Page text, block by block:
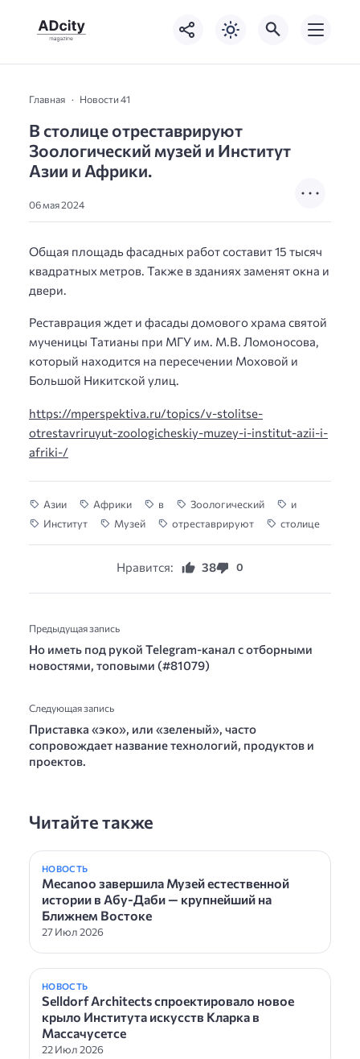
Главная Новости 41
В столице отреставрируют
Зоологический музей и Институт
Азии и Африки.
06 мая 2024
Общая площадь фасадных работ составит 15 тысяч
квадратных метров. Также в зданиях заменят окна и
двери.
Реставрация ждет и фасады домового храма святой
мученицы Татианы при МГУ им. М.В. Ломоносова,
который находится на пересечении Моховой и
Большой Никитской улиц.
https://mperspektiva.ru/topics/v-stolitse-
otrestavriruyut-zoologicheskiy-muzey-i-institut-azii-i-
afriki-/
Азии Африки в Зоологический
и
Институт
Музей отреставрируют столице
Нравится: 38 0
Предыдущая запись
Но иметь под рукой Telegram-канал с отборными
новостями, топовыми (#81079)
Следующая запись
Приставка «эко», или «зеленый», часто
сопровождает название технологий, продуктов и
проектов.
Читайте также
НОВОСТЬ
Mecanoo завершила Музей естественной
истории в Абу-Даби — крупнейший на
Ближнем Востоке
27 Июл 2026
НОВОСТЬ
Selldorf Architects спроектировало новое
крыло Института искусств Кларка в
Массачусетсе
22 Июл 2026